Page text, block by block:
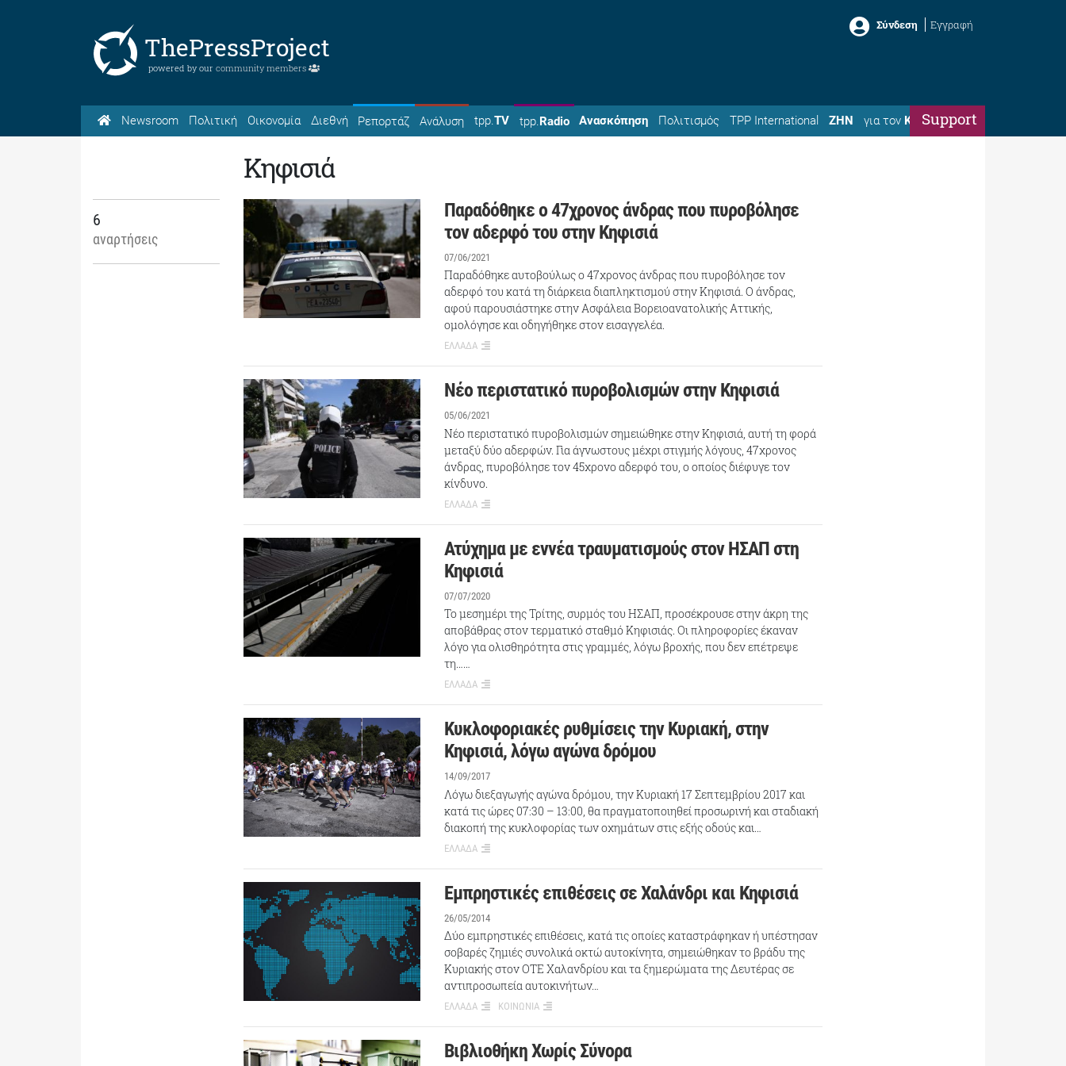
ThePressProject
powered by our community members
Σύνδεση Εγγραφή
Newsroom Πολιτική Οικονομία Διεθνή Ρεπορτάζ Ανάλυση tpp.TV tpp.Radio Ανασκόπηση Πολιτισμός TPP International ΖΗΝ για τον ΚώσταSupport
Κηφισιά
6
αναρτήσεις
Παραδόθηκε ο 47χρονος άνδρας που πυροβόλησε
τον αδερφό του στην Κηφισιά
07/06/2021
Παραδόθηκε αυτοβούλως ο 47χρονος άνδρας που πυροβόλησε τον
αδερφό του κατά τη διάρκεια διαπληκτισμού στην Κηφισιά. Ο άνδρας,
αφού παρουσιάστηκε στην Ασφάλεια Βορειοανατολικής Αττικής,
ομολόγησε και οδηγήθηκε στον εισαγγελέα.
ΕΛΛΑΔΑ
Νέο περιστατικό πυροβολισμών στην Κηφισιά
05/06/2021
Νέο περιστατικό πυροβολισμών σημειώθηκε στην Κηφισιά, αυτή τη φορά
μεταξύ δύο αδερφών. Για άγνωστους μέχρι στιγμής λόγους, 47χρονος
άνδρας, πυροβόλησε τον 45χρονο αδερφό του, ο οποίος διέφυγε τον
κίνδυνο.
ΕΛΛΑΔΑ
Ατύχημα με εννέα τραυματισμούς στον ΗΣΑΠ στη
Κηφισιά
07/07/2020
Το μεσημέρι της Τρίτης, συρμός του ΗΣΑΠ, προσέκρουσε στην άκρη της
αποβάθρας στον τερματικό σταθμό Κηφισιάς. Οι πληροφορίες έκαναν
λόγο για ολισθηρότητα στις γραμμές, λόγω βροχής, που δεν επέτρεψε
τη……
ΕΛΛΑΔΑ
Κυκλοφοριακές ρυθμίσεις την Κυριακή, στην
Κηφισιά, λόγω αγώνα δρόμου
14/09/2017
Λόγω διεξαγωγής αγώνα δρόμου, την Κυριακή 17 Σεπτεμβρίου 2017 και
κατά τις ώρες 07:30 – 13:00, θα πραγματοποιηθεί προσωρινή και σταδιακή
διακοπή της κυκλοφορίας των οχημάτων στις εξής οδούς και…
ΕΛΛΑΔΑ
Εμπρηστικές επιθέσεις σε Χαλάνδρι και Κηφισιά
26/05/2014
Δύο εμπρηστικές επιθέσεις, κατά τις οποίες καταστράφηκαν ή υπέστησαν
σοβαρές ζημιές συνολικά οκτώ αυτοκίνητα, σημειώθηκαν το βράδυ της
Κυριακής στον ΟΤΕ Χαλανδρίου και τα ξημερώματα της Δευτέρας σε
αντιπροσωπεία αυτοκινήτων…
ΕΛΛΑΔΑ ΚΟΙΝΩΝΙΑ
Βιβλιοθήκη Χωρίς Σύνορα